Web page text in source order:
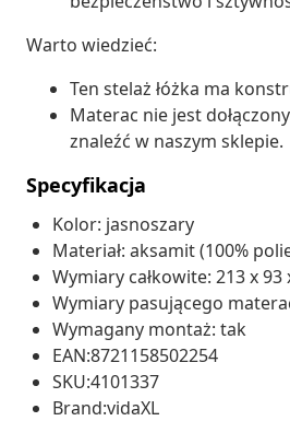
Warto wiedzieć:
Ten stelaż łóżka ma
Materac nie jest
znaleźć w naszym sklepie.
Specyfikacja
Kolor: jasnoszary
Materiał: aksamit (100%
Wymiary całkowite: 213 x 93
Wymiary pasującego
Wymagany montaż: tak
EAN:8721158502254
SKU:4101337
Brand:vidaXL